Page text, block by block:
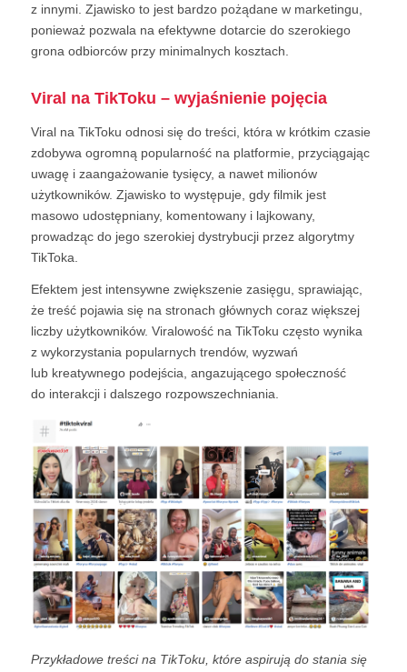
z innymi. Zjawisko to jest bardzo pożądane w marketingu,
ponieważ pozwala na efektywne dotarcie do szerokiego
grona odbiorców przy minimalnych kosztach.
Viral na TikToku – wyjaśnienie pojęcia
Viral na TikToku odnosi się do treści, która w krótkim czasie
zdobywa ogromną popularność na platformie, przyciągając
uwagę i zaangażowanie tysięcy, a nawet milionów
użytkowników. Zjawisko to występuje, gdy filmik jest
masowo udostępniany, komentowany i lajkowany,
prowadząc do jego szerokiej dystrybucji przez algorytmy
TikToka.
Efektem jest intensywne zwiększenie zasięgu, sprawiając,
że treść pojawia się na stronach głównych coraz większej
liczby użytkowników. Viralowość na TikToku często wynika
z wykorzystania popularnych trendów, wyzwań
lub kreatywnego podejścia, angazującego społeczność
do interakcji i dalszego rozpowszechniania.
Przykładowe treści na TikToku, które aspirują do stania się